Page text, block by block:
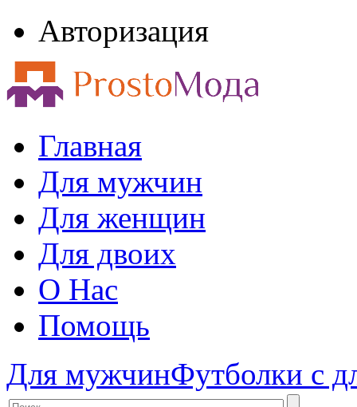
Авторизация
Главная
Для мужчин
Для женщин
Для двоих
О Нас
Помощь
Для мужчинФутболки с